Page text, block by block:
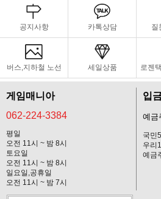
공지사항 카톡상담 질
버스,지하철 노선 세일상품 로젠
게임매니아
062-224-3384
평일
오전 11시 ~ 밤 8시
토요일
오전 11시 ~ 밤 8시
일요일,공휴일
오전 11시 ~ 밤 7시
입
예금
국민
우리
예금